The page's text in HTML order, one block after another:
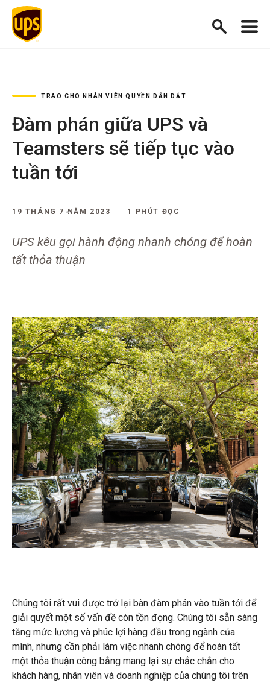
TRAO CHO NHÂN VIÊN QUYỀN DẪN DẮT
Đàm phán giữa UPS và
Teamsters sẽ tiếp tục vào
tuần tới
19 THÁNG 7 NĂM 2023 1 PHÚT ĐỌC
UPS kêu gọi hành động nhanh chóng để hoàn
tất thỏa thuận
Chúng tôi rất vui được trở lại bàn đàm phán vào tuần tới để
giải quyết một số vấn đề còn tồn đọng. Chúng tôi sẵn sàng
tăng mức lương và phúc lợi hàng đầu trong ngành của
mình, nhưng cần phải làm việc nhanh chóng để hoàn tất
một thỏa thuận công bằng mang lại sự chắc chắn cho
khách hàng, nhân viên và doanh nghiệp của chúng tôi trên